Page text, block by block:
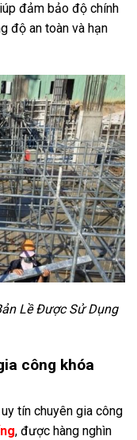
đảm bảo độ chính
độ an toàn và hạn
Lề Được Sử Dụng
công khóa
tín chuyên gia công
, được hàng nghìn